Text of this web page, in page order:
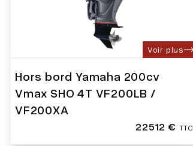
Voir plus
Hors bord Yamaha 200cv
Vmax SHO 4T VF200LB /
VF200XA
22512 € TTC